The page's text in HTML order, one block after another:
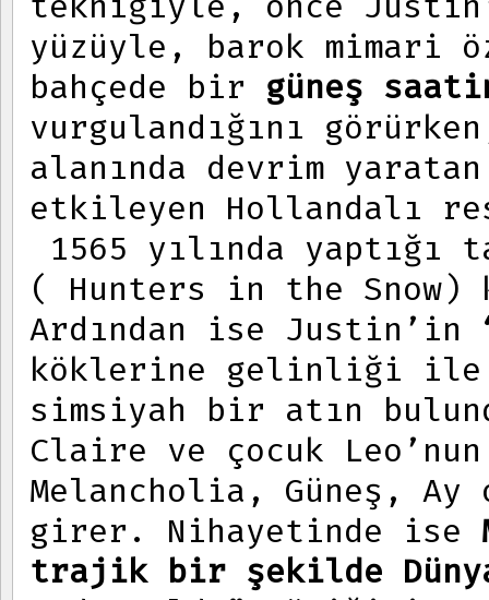
yüzüyle, barok
bahçede bir güneş
vurgulandığını
alanında devrim
etkileyen Hollandalı
1565 yılında yaptığı
( Hunters in the Snow)
Ardından ise Justin’in
köklerine gelinliği ile
simsiyah bir atın
Claire ve çocuk
Melancholia, Güneş, Ay
girer. Nihayetinde ise
trajik bir şekilde